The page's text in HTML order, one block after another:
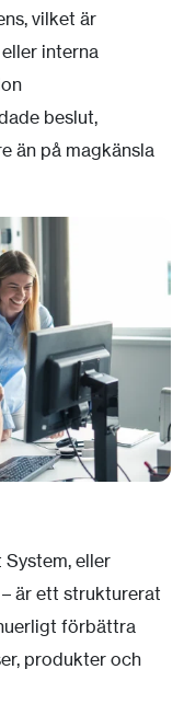
vilket är
interna
beslut,
än på magkänsla
eller
är ett strukturerat
förbättra
produkter och